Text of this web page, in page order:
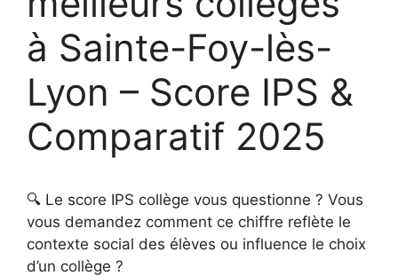
à Sainte-Foy-lès-
Lyon – Score IPS &
Comparatif 2025
🔍 Le score IPS collège vous questionne ? Vous
vous demandez comment ce chiffre reflète le
contexte social des élèves ou influence le choix
d’un collège ?